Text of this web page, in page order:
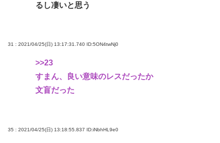
るし凄いと思う
31 : 2021/04/25(日) 13:17:31.740 ID:5ON4twNj0
>>23
すまん、良い意味のレスだったか
文盲だった
35 : 2021/04/25(日) 13:18:55.837 ID:iNbhHL9e0